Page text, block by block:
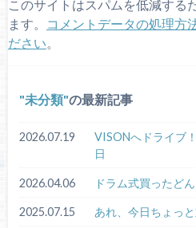
このサイトはスパムを低減する
ます。
コメントデータの処理方
ださい
未分類 の最新記事
2026.07.19
VISONへドライブ
日
2026.04.06 ドラム式買ったどん
2025.07.15 あれ、今日ちょっ